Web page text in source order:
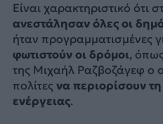
Είναι χαρακτηριστικό ότι
ανεστάλησαν όλες οι
ήταν προγραμματισμένες
φωτιστούν οι δρόμοι,
της Μιχαήλ Ραζβοζάγεφ ο
πολίτες να περιορίσουν
ενέργειας.